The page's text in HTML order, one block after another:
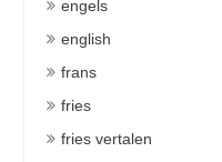
engels
english
frans
fries
fries vertalen